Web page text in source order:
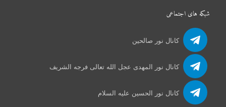
شبکه های اجتماعی
کانال نور صالحین
کانال نور المهدی عجل الله تعالی فرجه الشریف
کانال نور الحسین علیه السلام